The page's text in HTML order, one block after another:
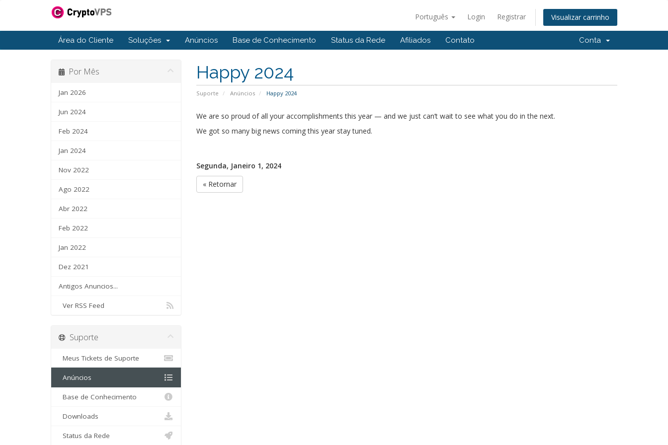
Português Login Registrar Visualizar carrinho
Área do Cliente Soluções Anúncios Base de Conhecimento Status da Rede Afiliados Contato Conta
Happy 2024
Suporte Anúncios Happy 2024
Por Mês
Jan 2026
Jun 2024
Feb 2024
Jan 2024
Nov 2022
Ago 2022
Abr 2022
Feb 2022
Jan 2022
Dez 2021
Antigos Anuncios...
Ver RSS Feed
We are so proud of all your accomplishments this year — and we just can’t wait to see what you do in the next.
We got so many big news coming this year stay tuned.
Segunda, Janeiro 1, 2024
« Retornar
Suporte
Meus Tickets de Suporte
Anúncios
Base de Conhecimento
Downloads
Status da Rede